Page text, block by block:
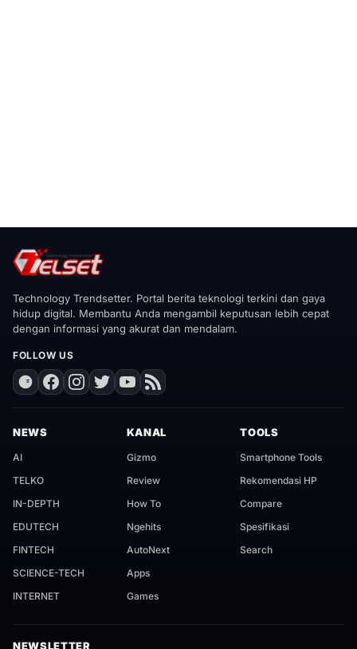
Technology Trendsetter. Portal berita teknologi terkini dan gaya
hidup digital. Membantu Anda mengambil keputusan lebih cepat
dengan informasi yang akurat dan mendalam.
FOLLOW US
NEWS
AI
TELKO
IN-DEPTH
EDUTECH
FINTECH
SCIENCE-TECH
INTERNET
KANAL
Gizmo
Review
How To
Ngehits
AutoNext
Apps
Games
TOOLS
Smartphone Tools
Rekomendasi HP
Compare
Spesifikasi
Search
NEWSLETTER